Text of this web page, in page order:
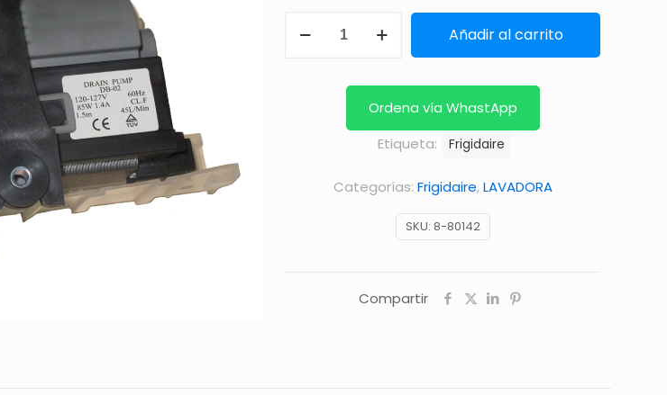
WESTINGHOUSE
Añadir al carrito
Ordena vía WhastApp
SKU: 8-80142
Categorías: Frigidaire,LAVADORA
Etiqueta: Frigidaire
Compartir